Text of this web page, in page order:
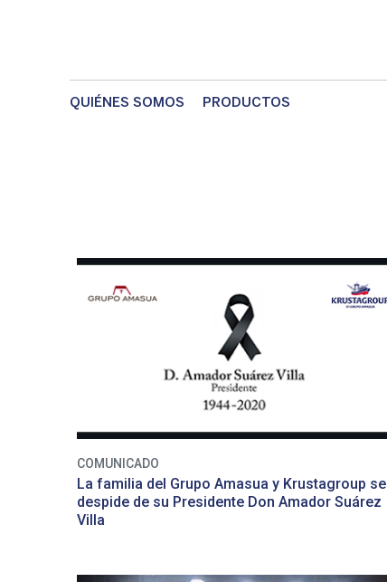
QUIÉNES SOMOS PRODUCTOS
COMUNICADO
La familia del Grupo Amasua y Krustagroup se
despide de su Presidente Don Amador Suárez
Villa